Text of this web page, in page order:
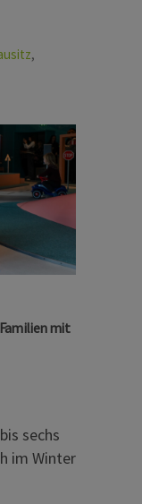
,
mit
sechs
im Winter